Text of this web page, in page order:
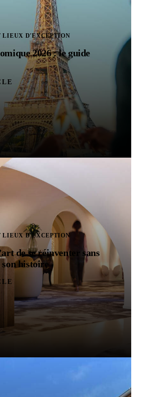
LIEUX D'EXCEPTION
2026 : le guide
LIEUX D'EXCEPTION
de se réinventer sans
histoire